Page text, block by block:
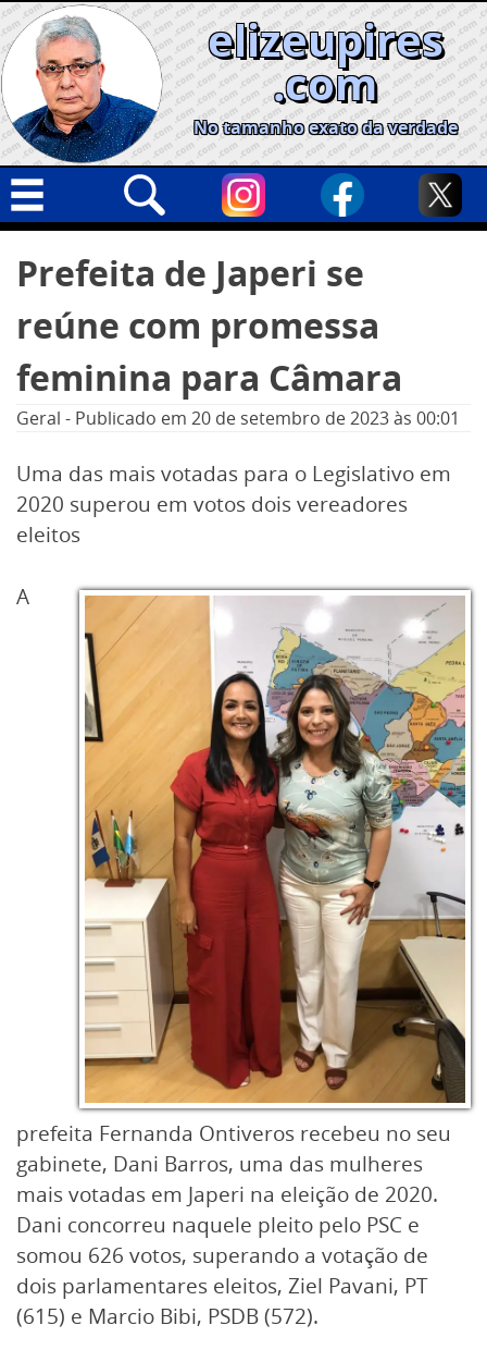
Skip
to
content
elizeupires
.com
No tamanho exato da verdade
Geral
Cidades
Política
Informe especial
por:
Prefeita de Japeri se
reúne com promessa
feminina para Câmara
Geral - Publicado em 20 de setembro de 2023às 00:01
Uma das mais votadas para o Legislativo em
2020 superou em votos dois vereadores
eleitos
A
prefeita Fernanda Ontiveros recebeu no seu
gabinete, Dani Barros, uma das mulheres
mais votadas em Japeri na eleição de 2020.
Dani concorreu naquele pleito pelo PSC e
somou 626 votos, superando a votação de
dois parlamentares eleitos, Ziel Pavani, PT
(615) e Marcio Bibi, PSDB (572).